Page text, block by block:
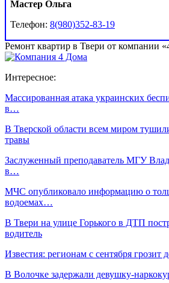
Мастер Ольга
Телефон: 8(980)352-83-19
Ремонт квартир в Твери от компании
Интересное:
Массированная атака украинских
в…
В Тверской области всем миром
травы
Заслуженный преподаватель МГУ
в…
МЧС опубликовало информацию о
водоемах…
В Твери на улице Горького в ДТП
водитель
Известия: регионам с сентября грозит
В Волочке задержали девушку-